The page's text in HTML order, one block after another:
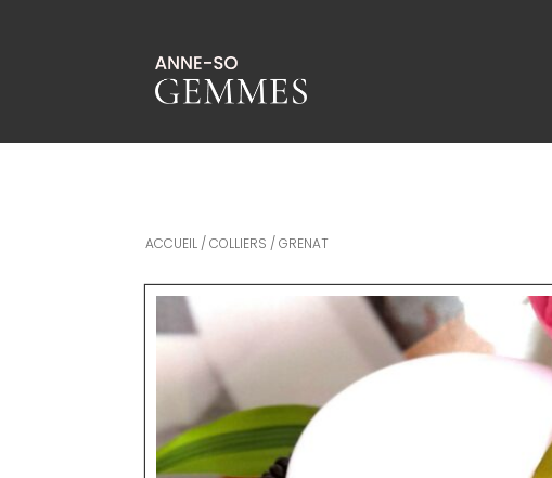
ACCUEIL /COLLIERS / GRENAT